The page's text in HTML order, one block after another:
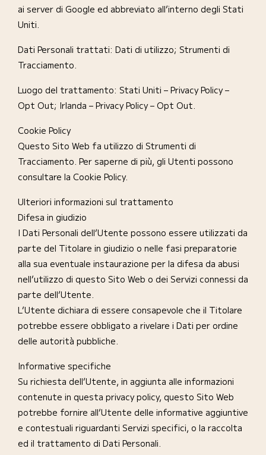
ai server di Google ed abbreviato all’interno degli Stati
Uniti.
Dati Personali trattati: Dati di utilizzo; Strumenti di
Tracciamento.
Luogo del trattamento: Stati Uniti – Privacy Policy –
Opt Out; Irlanda – Privacy Policy – Opt Out.
Cookie Policy
Questo Sito Web fa utilizzo di Strumenti di
Tracciamento. Per saperne di più, gli Utenti possono
consultare la Cookie Policy.
Ulteriori informazioni sul trattamento
Difesa in giudizio
I Dati Personali dell’Utente possono essere utilizzati da
parte del Titolare in giudizio o nelle fasi preparatorie
alla sua eventuale instaurazione per la difesa da abusi
nell’utilizzo di questo Sito Web o dei Servizi connessi da
parte dell’Utente.
L’Utente dichiara di essere consapevole che il Titolare
potrebbe essere obbligato a rivelare i Dati per ordine
delle autorità pubbliche.
Informative specifiche
Su richiesta dell’Utente, in aggiunta alle informazioni
contenute in questa privacy policy, questo Sito Web
potrebbe fornire all’Utente delle informative aggiuntive
e contestuali riguardanti Servizi specifici, o la raccolta
ed il trattamento di Dati Personali.